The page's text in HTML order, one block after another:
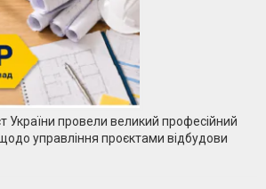
України провели великий професійний
управління проєктами відбудови